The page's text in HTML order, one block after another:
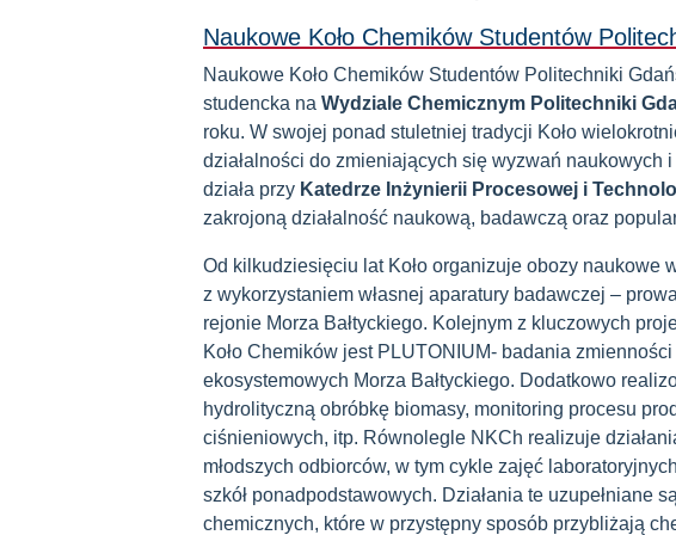
Naukowe Koło Chemików Studentów
Naukowe Koło Chemików Studentów Politechniki
studencka na Wydziale Chemicznym Politechniki
roku. W swojej ponad stuletniej tradycji Koło
działalności do zmieniających się wyzwań naukowych
działa przy Katedrze Inżynierii Procesowej i
zakrojoną działalność naukową, badawczą oraz
Od kilkudziesięciu lat Koło organizuje obozy naukowe
z wykorzystaniem własnej aparatury badawczej –
rejonie Morza Bałtyckiego. Kolejnym z kluczowych
Koło Chemików jest PLUTONIUM- badania
ekosystemowych Morza Bałtyckiego. Dodatkowo
hydrolityczną obróbkę biomasy, monitoring procesu
ciśnieniowych, itp. Równolegle NKCh realizuje
młodszych odbiorców, w tym cykle zajęć
szkół ponadpodstawowych. Działania te uzupełniane
chemicznych, które w przystępny sposób przybliżają